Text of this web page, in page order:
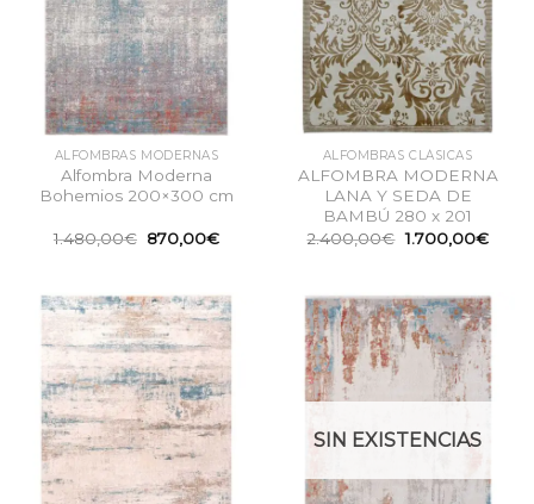
ALFOMBRAS MODERNAS
Alfombra Moderna
Bohemios 200×300 cm
1.480,00€ El
precio
1.480,00€.
870,00€El
870,00€.
ALFOMBRAS CLÁSICAS
ALFOMBRA MODERNA
LANA Y SEDA DE
BAMBÚ 280 x 201
2.400,00€ El
precio
2.400,00€.
1.700,00€El
SIN EXISTENCIAS